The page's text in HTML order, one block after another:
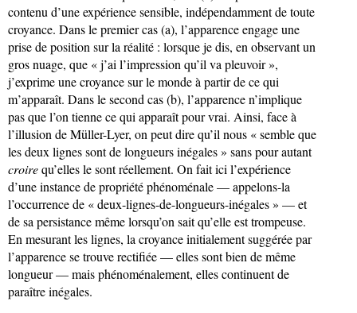
contenu d’une expérience sensible, indépendamment de toute
croyance. Dans le premier cas (a), l’apparence engage une
prise de position sur la réalité : lorsque je dis, en observant un
gros nuage, que « j’ai l’impression qu’il va pleuvoir »,
j’exprime une croyance sur le monde à partir de ce qui
m’apparaît. Dans le second cas (b), l’apparence n’implique
pas que l’on tienne ce qui apparaît pour vrai. Ainsi, face à
l’illusion de Müller-Lyer, on peut dire qu’il nous « semble que
les deux lignes sont de longueurs inégales » sans pour autant
croirequ’elles le sont réellement. On fait ici l’expérience
d’une instance de propriété phénoménale — appelons-la
l’occurrence de « deux-lignes-de-longueurs-inégales » — et
de sa persistance même lorsqu’on sait qu’elle est trompeuse.
En mesurant les lignes, la croyance initialement suggérée par
l’apparence se trouve rectifiée — elles sont bien de même
longueur — mais phénoménalement, elles continuent de
paraître inégales.